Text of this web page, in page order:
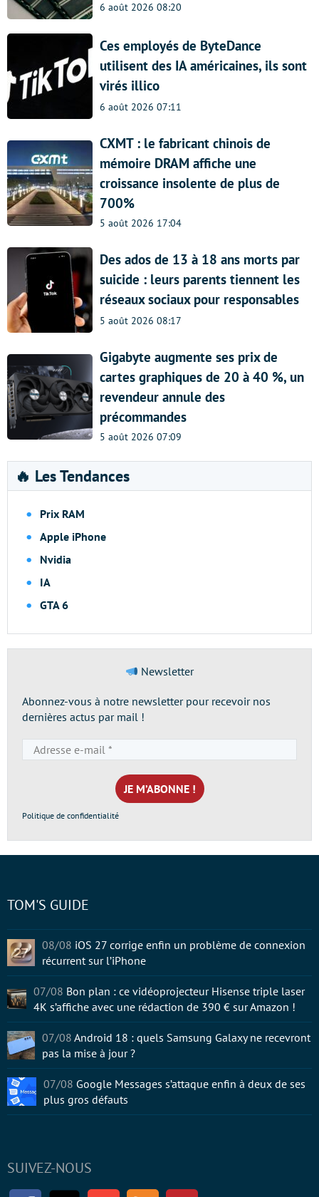
6 août 2026 08:20
Ces employés de ByteDance
utilisent des IA américaines, ils sont
virés illico
6 août 2026 07:11
CXMT : le fabricant chinois de
mémoire DRAM affiche une
croissance insolente de plus de
700%
5 août 2026 17:04
Des ados de 13 à 18 ans morts par
suicide : leurs parents tiennent les
réseaux sociaux pour responsables
5 août 2026 08:17
Gigabyte augmente ses prix de
cartes graphiques de 20 à 40 %, un
revendeur annule des
précommandes
5 août 2026 07:09
🔥 Les Tendances
Prix RAM
Apple iPhone
Nvidia
IA
GTA 6
Newsletter
Abonnez-vous à notre newsletter pour recevoir nos
dernières actus par mail !
e-
mail
*
Politique de confidentialité
SUIVEZ-NOUS
TOM'S GUIDE
08/08 iOS 27 corrige enfin un problème de connexion
récurrent sur l’iPhone
07/08 Bon plan : ce vidéoprojecteur Hisense triple laser
4K s’affiche avec une rédaction de 390 € sur Amazon !
07/08 Android 18 : quels Samsung Galaxy ne recevront
pas la mise à jour ?
07/08 Google Messages s’attaque enfin à deux de ses
plus gros défauts